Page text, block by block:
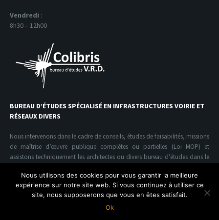
Vendredi :
8h30 – 12h00
BUREAU D’ÉTUDES SPÉCIALISÉ EN INFRASTRUCTURES VOIRIE ET
RÉSEAUX DIVERS
Nous intervenons dans le cadre de conseils, études de faisabilités, missions
de maîtrise d’œuvre publique complètes ou partielles (Loi MOP) et
assistons techniquement les architectes ou divers bureau d’études dans le
Nous utilisons des cookies pour vous garantir la meilleure
expérience sur notre site web. Si vous continuez à utiliser ce
site, nous supposerons que vous en êtes satisfait.
Ok